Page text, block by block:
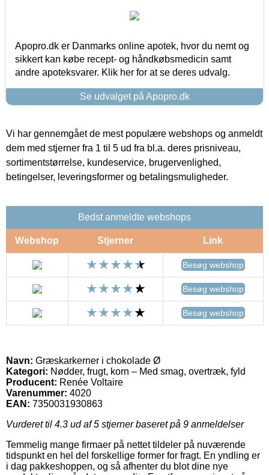
Apopro.dk er Danmarks online apotek, hvor du nemt og
sikkert kan købe recept- og håndkøbsmedicin samt
andre apoteksvarer. Klik her for at se deres udvalg.
Se udvalget på Apopro.dk
Vi har gennemgået de mest populære webshops og anmeldt
dem med stjerner fra 1 til 5 ud fra bl.a. deres prisniveau,
sortimentstørrelse, kundeservice, brugervenlighed,
betingelser, leveringsformer og betalingsmuligheder.
Bedst anmeldte webshops
Webshop Stjerner Link
Besøg webshop
Besøg webshop
Besøg webshop
Navn: Græskarkerner i chokolade Ø
Kategori: Nødder, frugt, korn – Med smag, overtræk, fyld
Producent: Renée Voltaire
Varenummer: 4020
EAN: 7350031930863
Vurderet til 4.3 ud af 5 stjerner baseret på 9 anmeldelser
Temmelig mange firmaer på nettet tildeler på nuværende
tidspunkt en hel del forskellige former for fragt. En yndling er
i dag pakkeshoppen, og så afhenter du blot dine nye